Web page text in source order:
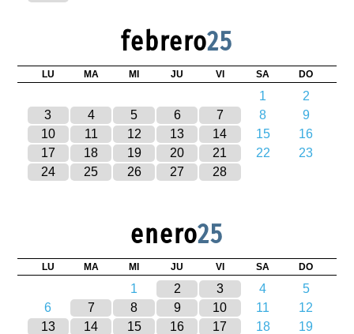
febrero25
LU MA MI JU VI SA DO
1
2
3
4 5 6 7 8
9
10
11 12 13 14 15
16
17
18 19 20 21 22
23
24
25 26 27 28
enero25
LU MA MI JU VI SA DO
1 2 3 4
5
6
7 8 9 10 11
12
13
14 15 16 17 18
19